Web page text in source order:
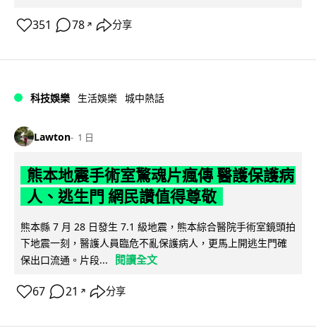
351 78 ↗ 分享
科技娛樂 生活娛樂 城中熱話
Lawton 1 日
熊本地震手術室驚魂片瘋傳 醫護保護病
人、逃生門 網民讚值得尊敬
熊本縣 7 月 28 日發生 7.1 級地震，熊本綜合醫院手術室鏡頭拍
下地震一刻，醫護人員臨危不亂保護病人，更馬上開逃生門確
保出口流通。片段...
閱讀全文
67 21 ↗ 分享